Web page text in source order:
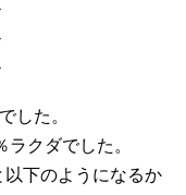
した。
クダでした。
下のようになるか